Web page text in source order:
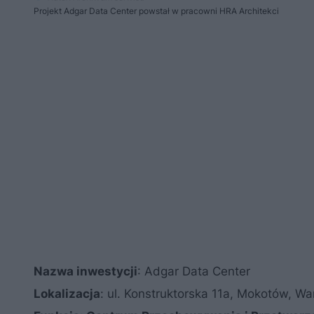
Projekt Adgar Data Center powstał w pracowni HRA Architekci
Nazwa inwestycji: Adgar Data Center
Lokalizacja: ul. Konstruktorska 11a, Mokotów,